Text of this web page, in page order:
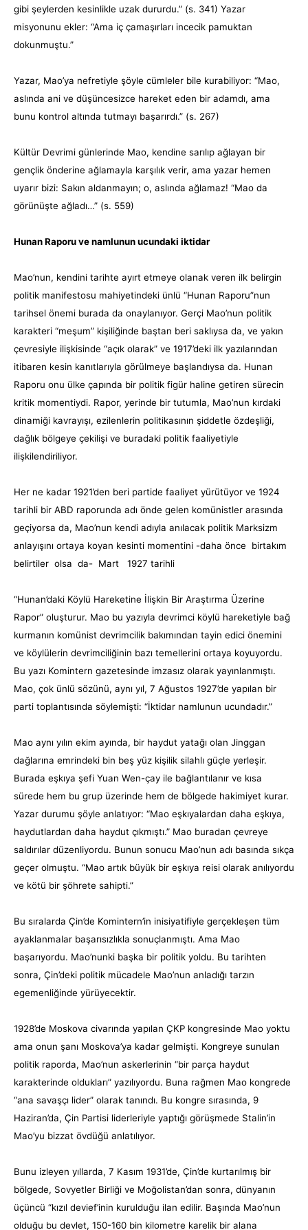
gibi şeylerden kesinlikle uzak dururdu.” (s. 341) Yazar
misyonunu ekler: “Ama iç çamaşırları incecik pamuktan
dokunmuştu.”
Yazar, Mao’ya nefretiyle şöyle cümleler bile kurabiliyor: “Mao,
aslında ani ve düşüncesizce hareket eden bir adamdı, ama
bunu kontrol altında tutmayı başarırdı.” (s. 267)
Kültür Devrimi günlerinde Mao, kendine sarılıp ağlayan bir
gençlik önderine ağlamayla karşılık verir, ama yazar hemen
uyarır bizi: Sakın aldanmayın; o, aslında ağlamaz! “Mao da
görünüşte ağladı…” (s. 559)
Hunan Raporu ve namlunun ucundaki iktidar
Mao’nun, kendini tarihte ayırt etmeye olanak veren ilk belirgin
politik manifestosu mahiyetindeki ünlü “Hunan Raporu”nun
tarihsel önemi burada da onaylanıyor. Gerçi Mao’nun politik
karakteri “meşum” kişiliğinde baştan beri saklıysa da, ve yakın
çevresiyle ilişkisinde “açık olarak” ve 1917’deki ilk yazılarından
itibaren kesin kanıtlarıyla görülmeye başlandıysa da. Hunan
Raporu onu ülke çapında bir politik figür haline getiren sürecin
kritik momentiydi. Rapor, yerinde bir tutumla, Mao’nun kırdaki
dinamiği kavrayışı, ezilenlerin politikasının şiddetle özdeşliği,
dağlık bölgeye çekilişi ve buradaki politik faaliyetiyle
ilişkilendiriliyor.
Her ne kadar 1921’den beri partide faaliyet yürütüyor ve 1924
tarihli bir ABD raporunda adı önde gelen komünistler arasında
geçiyorsa da, Mao’nun kendi adıyla anılacak politik Marksizm
anlayışını ortaya koyan kesinti momentini -daha önce birtakım
belirtiler olsa da- Mart 1927 tarihli
“Hunan’daki Köylü Hareketine İlişkin Bir Araştırma Üzerine
Rapor” oluşturur. Mao bu yazıyla devrimci köylü hareketiyle bağ
kurmanın komünist devrimcilik bakımından tayin edici önemini
ve köylülerin devrimciliğinin bazı temellerini ortaya koyuyordu.
Bu yazı Komintern gazetesinde imzasız olarak yayınlanmıştı.
Mao, çok ünlü sözünü, aynı yıl, 7 Ağustos 1927’de yapılan bir
parti toplantısında söylemişti: “İktidar namlunun ucundadır.”
Mao aynı yılın ekim ayında, bir haydut yatağı olan Jinggan
dağlarına emrindeki bin beş yüz kişilik silahlı güçle yerleşir.
Burada eşkıya şefi Yuan Wen-çay ile bağlantılanır ve kısa
sürede hem bu grup üzerinde hem de bölgede hakimiyet kurar.
Yazar durumu şöyle anlatıyor: “Mao eşkıyalardan daha eşkıya,
haydutlardan daha haydut çıkmıştı.” Mao buradan çevreye
saldırılar düzenliyordu. Bunun sonucu Mao’nun adı basında sıkça
geçer olmuştu. “Mao artık büyük bir eşkıya reisi olarak anılıyordu
ve kötü bir şöhrete sahipti.”
Bu sıralarda Çin’de Komintern’in inisiyatifiyle gerçekleşen tüm
ayaklanmalar başarısızlıkla sonuçlanmıştı. Ama Mao
başarıyordu. Mao’nunki başka bir politik yoldu. Bu tarihten
sonra, Çin’deki politik mücadele Mao’nun anladığı tarzın
egemenliğinde yürüyecektir.
1928’de Moskova civarında yapılan ÇKP kongresinde Mao yoktu
ama onun şanı Moskova’ya kadar gelmişti. Kongreye sunulan
politik raporda, Mao’nun askerlerinin “bir parça haydut
karakterinde oldukları” yazılıyordu. Buna rağmen Mao kongrede
“ana savaşçı lider” olarak tanındı. Bu kongre sırasında, 9
Haziran’da, Çin Partisi liderleriyle yaptığı görüşmede Stalin’in
Mao’yu bizzat övdüğü anlatılıyor.
Bunu izleyen yıllarda, 7 Kasım 1931’de, Çin’de kurtarılmış bir
bölgede, Sovyetler Birliği ve Moğolistan’dan sonra, dünyanın
üçüncü “kızıl devief’inin kurulduğu ilan edilir. Başında Mao’nun
olduğu bu devlet, 150-160 bin kilometre karelik bir alana